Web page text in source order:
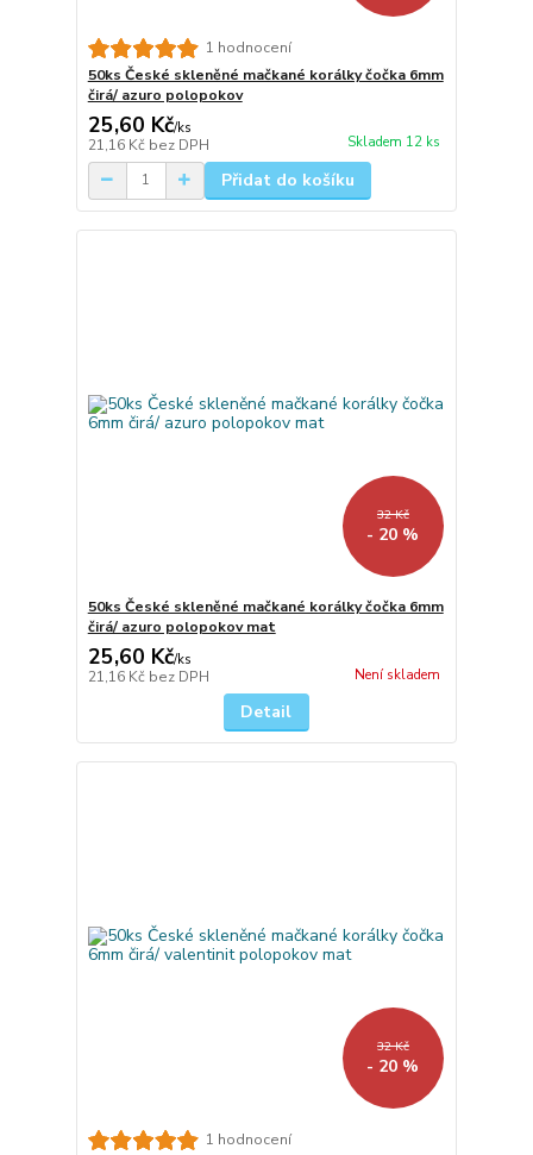
1 hodnocení
50ks České skleněné mačkané korálky čočka 6mm
čirá/ azuro polopokov
25,60 Kč/ks
21,16 Kč bez DPH Skladem 12 ks
Přidat do košíku
32 Kč
- 20 %
50ks České skleněné mačkané korálky čočka 6mm
čirá/ azuro polopokov mat
25,60 Kč/ks
21,16 Kč bez DPH Není skladem
Detail
32 Kč
- 20 %
1 hodnocení